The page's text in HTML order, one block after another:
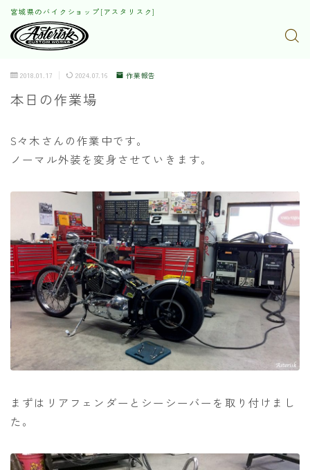
宮城県のバイクショップ[アスタリスク]
2018.01.17 2024.07.16 作業報告
本日の作業場
S々木さんの作業中です。
ノーマル外装を変身させていきます。
まずはリアフェンダーとシーシーバーを取り付けまし
た。